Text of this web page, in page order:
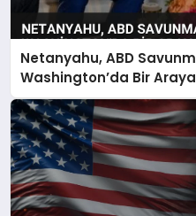
Netanyahu, ABD
Washington’da Bir